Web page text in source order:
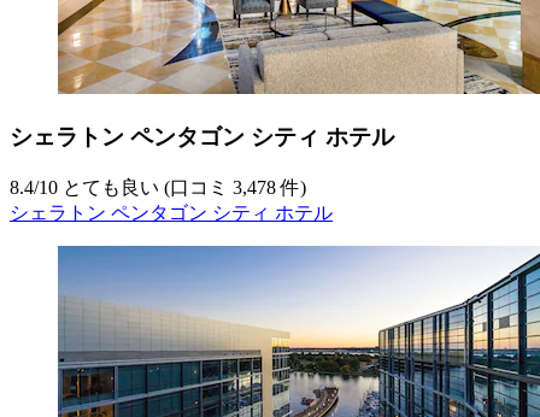
シェラトン ペンタゴン シティ ホテル
8.4/10 とても良い (口コミ 3,478 件)
シェラトン ペンタゴン シティ ホテル